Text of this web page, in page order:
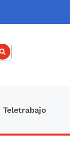
Teletrabajo